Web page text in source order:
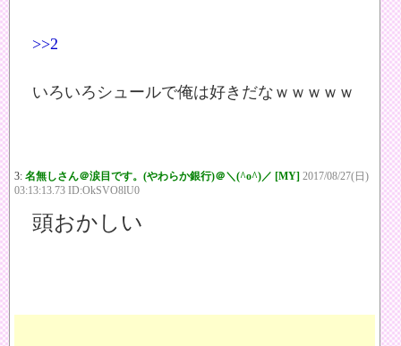
>>2
いろいろシュールで俺は好きだなｗｗｗｗｗ
3: 名無しさん＠涙目です。(やわらか銀行)＠＼(^o^)／ [MY] 2017/08/27(日)
03:13:13.73 ID:OkSVO8lU0
頭おかしい